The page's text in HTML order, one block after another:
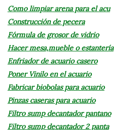
Como limpiar arena para el acu
Construcción de pecera
Fórmula de grosor de vidrio
Hacer mesa,mueble o estantería
Enfriador de acuario casero
Poner Vinilo en el acuario
Fabricar biobolas para acuario
Pinzas caseras para acuario
Filtro sump decantador pantano
Filtro sump decantador 2 panta